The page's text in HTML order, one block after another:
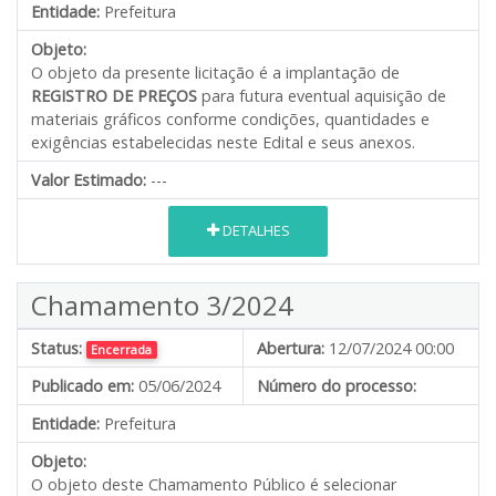
Entidade: Prefeitura
Objeto:
O objeto da presente licitação é a implantação de
REGISTRO DE PREÇOS para futura eventual aquisição de
materiais gráficos conforme condições, quantidades e
exigências estabelecidas neste Edital e seus anexos.
Valor Estimado: ---
DETALHES
Chamamento 3/2024
Status: Encerrada Abertura: 12/07/2024 00:00
Publicado em: 05/06/2024
Número do processo:
Entidade: Prefeitura
Objeto:
O objeto deste Chamamento Público é selecionar